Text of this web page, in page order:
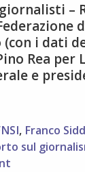
–
i dati
Rea per
e
, Franco
sul